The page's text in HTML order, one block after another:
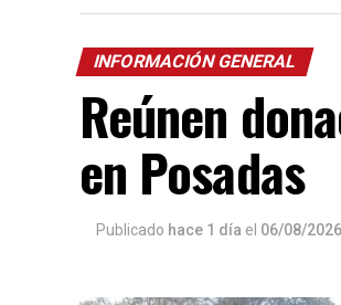
INFORMACIÓN GENERAL
Reúnen
en Posadas
Publicado hace 1 día el 06/08/2026